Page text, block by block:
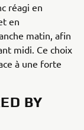
réagi en
en
matin, afin
midi. Ce choix
à une forte
BY